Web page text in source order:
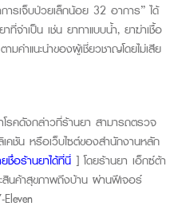
รเจ็บป่วยเล็กน้อย 32 อาการ” ได้
ที่จำเป็น เช่น ยาทาแบบน้ำ, ยาฆ่าเชื้อ
คำแนะนำของผู้เชี่ยวชาญโดยไม่เสีย
รคดังกล่าวที่ร้านยา สามารถตรวจ
คชัน หรือเว็บไซต์ของสำนักงานหลัก
ยชื่อร้านยาได้ที่นี่ ] โดยร้านยา เอ็กซ์ต้า
นค้าสุขภาพถึงบ้าน ผ่านฟีเจอร์